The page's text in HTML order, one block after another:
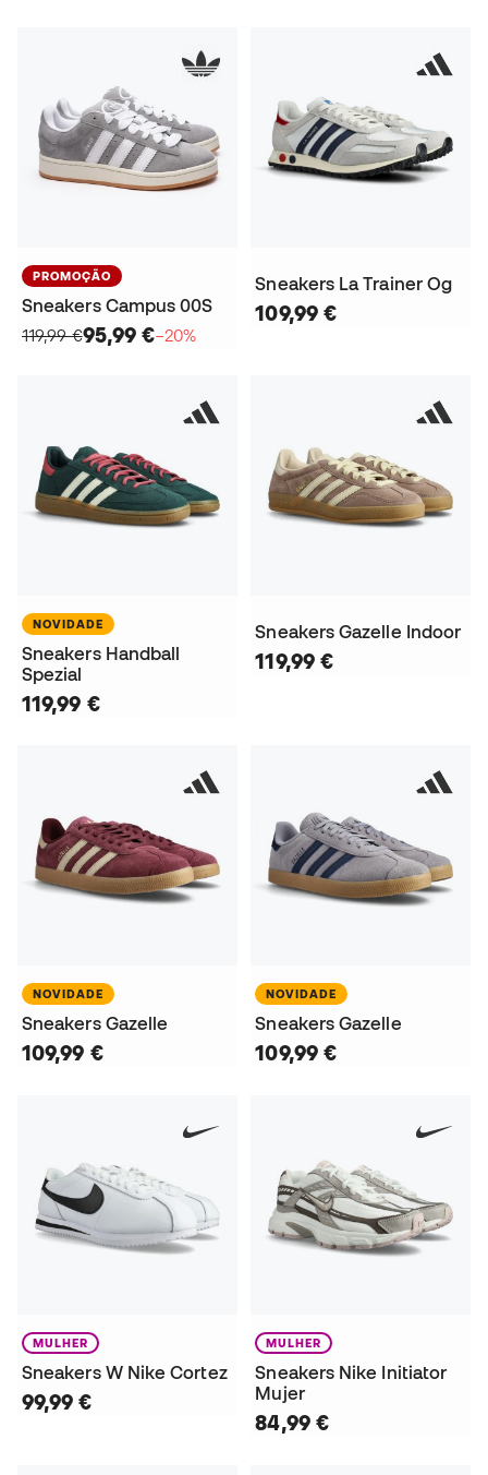
PROMOÇÃO
Sneakers Campus 00S
119,99 €95,99 €−20%
Sneakers La Trainer Og
109,99 €
NOVIDADE
Sneakers Handball
Spezial
119,99 €
Sneakers Gazelle Indoor
119,99 €
NOVIDADE
Sneakers Gazelle
109,99 €
NOVIDADE
Sneakers Gazelle
109,99 €
MULHER
Sneakers W Nike Cortez
99,99 €
MULHER
Sneakers Nike Initiator
Mujer
84,99 €